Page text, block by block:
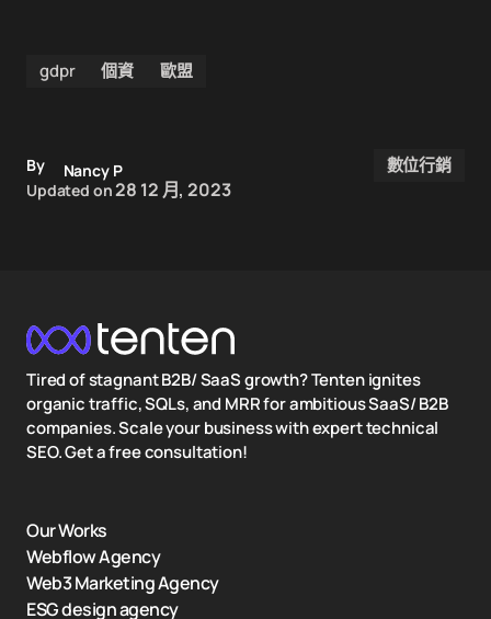
gdpr 個資 歐盟
By
Nancy P
Updated on28 12 月, 2023
數位行銷
Tired of stagnant B2B/ SaaS growth? Tenten ignites
organic traffic, SQLs, and MRR for ambitious SaaS/ B2B
companies. Scale your business with expert technical
SEO. Get a free consultation!
Our Works
Webflow Agency
Web3 Marketing Agency
ESG design agency